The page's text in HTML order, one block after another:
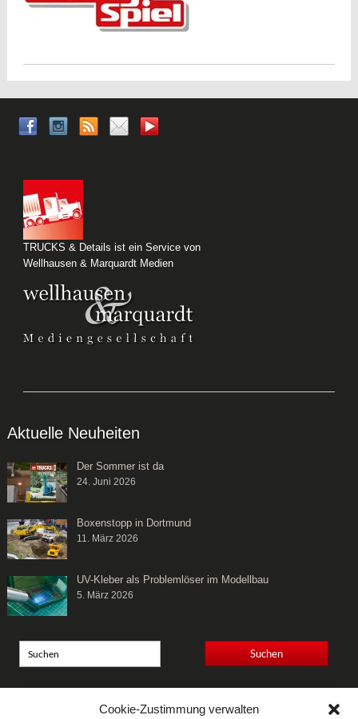
Cookie-Zustimmung verwalten
TRUCKS & Details ist ein Service von
Wellhausen & Marquardt Medien
Aktuelle Neuheiten
Der Sommer ist da
24. Juni 2026
Boxenstopp in Dortmund
11. März 2026
UV-Kleber als Problemlöser im Modellbau
5. März 2026